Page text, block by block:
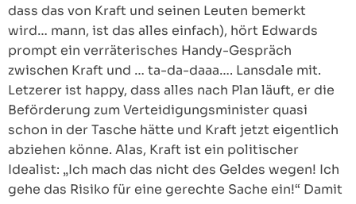
dass das von Kraft und seinen Leuten bemerkt
wird… mann, ist das alles einfach), hört Edwards
prompt ein verräterisches Handy-Gespräch
zwischen Kraft und … ta-da-daaa…. Lansdale mit.
Letzerer ist happy, dass alles nach Plan läuft, er die
Beförderung zum Verteidigungsminister quasi
schon in der Tasche hätte und Kraft jetzt eigentlich
abziehen könne. Alas, Kraft ist ein politischer
Idealist: „Ich mach das nicht des Geldes wegen! Ich
gehe das Risiko für eine gerechte Sache ein!“ Damit